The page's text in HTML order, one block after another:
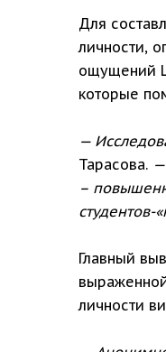
Для
личности,
ощущений
которые
—
Тарасова.
–
студентов-
Главный
личности